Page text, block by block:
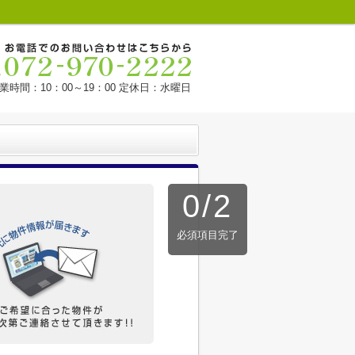
時間：10：00～19：00 定休日：水曜日
0/2
必須項目完了